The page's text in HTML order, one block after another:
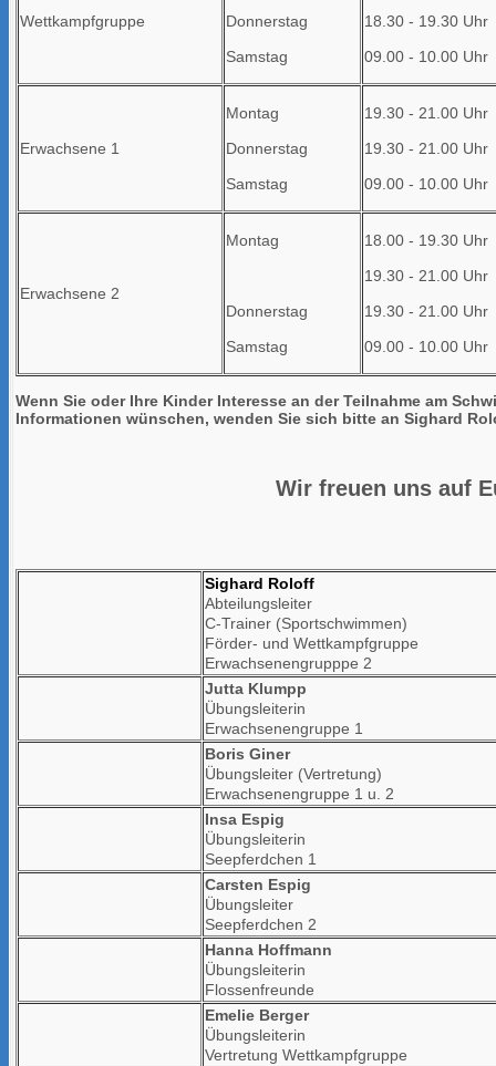
Wettkampfgruppe
Donnerstag
Samstag
18.30 - 19.30 Uhr
09.00 - 10.00 Uhr
Erwachsene 1
Montag
Donnerstag
Samstag
19.30 - 21.00 Uhr
19.30 - 21.00 Uhr
09.00 - 10.00 Uhr
Erwachsene 2
Montag
Donnerstag
Samstag
18.00 - 19.30 Uhr
19.30 - 21.00 Uhr
19.30 - 21.00 Uhr
09.00 - 10.00 Uhr
Wenn Sie oder Ihre Kinder Interesse an der Teilnahme am
Informationen wünschen, wenden Sie sich bitte an Sighard
Wir freuen uns auf
Sighard Roloff
Abteilungsleiter
C-Trainer (Sportschwimmen)
Förder- und Wettkampfgruppe
Erwachsenengrupppe 2
Jutta Klumpp
Übungsleiterin
Erwachsenengruppe 1
Boris Giner
Übungsleiter (Vertretung)
Erwachsenengruppe 1 u. 2
Insa Espig
Übungsleiterin
Seepferdchen 1
Carsten Espig
Übungsleiter
Seepferdchen 2
Hanna Hoffmann
Übungsleiterin
Flossenfreunde
Emelie Berger
Übungsleiterin
Vertretung Wettkampfgruppe